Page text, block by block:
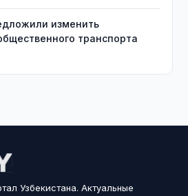
изменить
транспорта
Узбекистана. Актуальные